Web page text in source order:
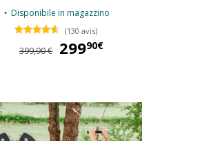
Disponibile in magazzino
(130 avis)
399,90 € 29990€